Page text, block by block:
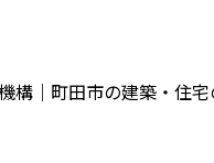
｜町田市の建築・住